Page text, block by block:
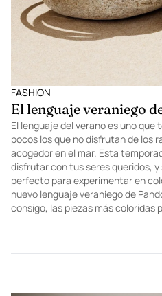
FASHION
El lenguaje veraniego
El lenguaje del verano es uno que
pocos los que no disfrutan de los
acogedor en el mar. Esta
disfrutar con tus seres queridos,
perfecto para experimentar en
nuevo lenguaje veraniego de
consigo, las piezas más